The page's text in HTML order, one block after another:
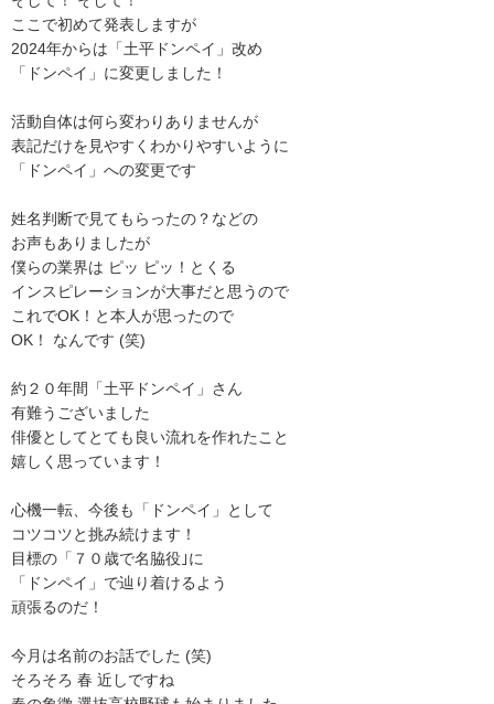
ここで初めて発表しますが
2024年からは「土平ドンペイ」改め
「ドンペイ」に変更しました！
活動自体は何ら変わりありませんが
表記だけを見やすくわかりやすいように
「ドンペイ」への変更です
姓名判断で見てもらったの？などの
お声もありましたが
僕らの業界は ピッ ピッ！とくる
インスピレーションが大事だと思うので
これでOK！と本人が思ったので
OK！ なんです (笑)
約２０年間「土平ドンペイ」さん
有難うございました
俳優としてとても良い流れを作れたこと
嬉しく思っています！
心機一転、今後も「ドンペイ」として
コツコツと挑み続けます！
目標の「７０歳で名脇役｣に
「ドンペイ」で辿り着けるよう
頑張るのだ！
今月は名前のお話でした (笑)
そろそろ 春 近しですね